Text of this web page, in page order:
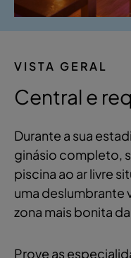
VISTA GERAL
Central e
Durante a sua
ginásio completo,
piscina ao ar livre
uma deslumbrante
zona mais bonita
Prove as